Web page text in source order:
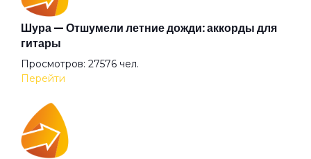
Шура — Отшумели летние дожди: аккорды для
гитары
Просмотров: 27576 чел.
Перейти